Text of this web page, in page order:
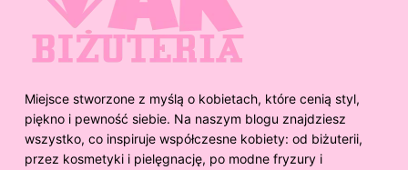
Miejsce stworzone z myślą o kobietach, które cenią styl,
piękno i pewność siebie. Na naszym blogu znajdziesz
wszystko, co inspiruje współczesne kobiety: od biżuterii,
przez kosmetyki i pielęgnację, po modne fryzury i